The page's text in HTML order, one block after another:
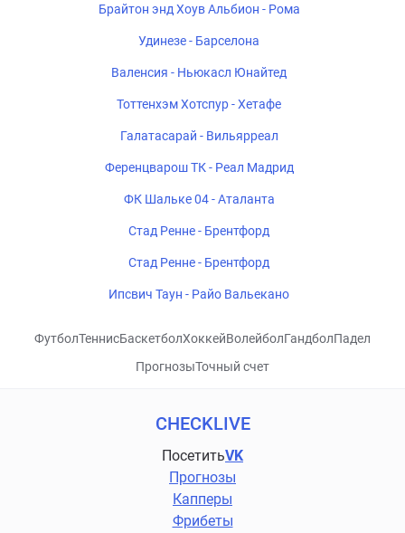
Брайтон энд Хоув Альбион - Рома
Удинезе - Барселона
Валенсия - Ньюкасл Юнайтед
Тоттенхэм Хотспур - Хетафе
Галатасарай - Вильярреал
Ференцварош ТК - Реал Мадрид
ФК Шальке 04 - Аталанта
Стад Ренне - Брентфорд
Стад Ренне - Брентфорд
Ипсвич Таун - Райо Вальекано
ФутболТеннисБаскетболХоккейВолейболГандболПадел
ПрогнозыТочный счет
CHECKLIVE
ПосетитьVK
Прогнозы
Капперы
Фрибеты